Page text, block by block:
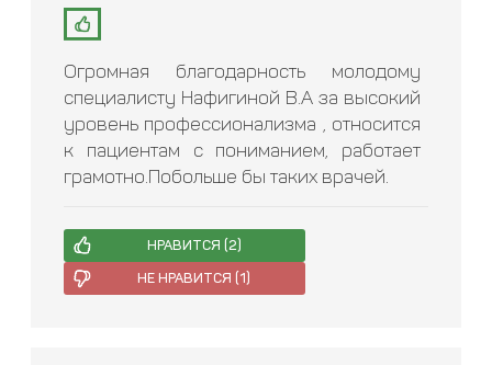
Огромная благодарность молодому
специалисту Нафигиной В.А за высокий
уровень профессионализма , относится
к пациентам с пониманием, работает
грамотно.Побольше бы таких врачей.
НРАВИТСЯ (2)
НЕ НРАВИТСЯ (1)